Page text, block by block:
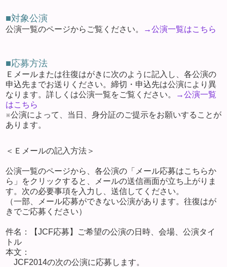
■対象公演
公演一覧のページからご覧ください。 →公演一覧はこちら
■応募方法
Ｅメールまたは往復はがきに次のように記入し、各公演の
申込先までお送りください。締切・申込先は公演により異
なります。詳しくは公演一覧をご覧ください。
→公演一覧
はこちら
※公演によって、当日、身分証のご提示をお願いすることが
あります。
＜Ｅメールの記入方法＞
公演一覧のページから、各公演の「メール応募はこちらか
ら」をクリックすると、メールの送信画面が立ち上がりま
す。次の必要事項を入力し、送信してください。
（一部、メール応募ができない公演があります。往復はが
きでご応募ください）
件名：【JCF応募】ご希望の公演の日時、会場、公演タイ
トル
本文：
JCF2014の次の公演に応募します。